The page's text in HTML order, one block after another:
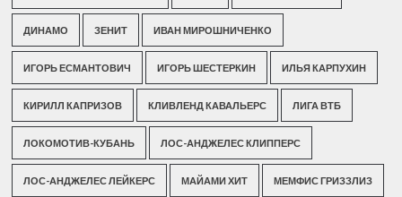
ДИНАМО ЗЕНИТ ИВАН МИРОШНИЧЕНКО
ИГОРЬ ЕСМАНТОВИЧ ИГОРЬ ШЕСТЕРКИН ИЛЬЯ КАРПУХИН
КИРИЛЛ КАПРИЗОВ КЛИВЛЕНД КАВАЛЬЕРС ЛИГА ВТБ
ЛОКОМОТИВ-КУБАНЬ ЛОС-АНДЖЕЛЕС КЛИППЕРС
ЛОС-АНДЖЕЛЕС ЛЕЙКЕРС МАЙАМИ ХИТ МЕМФИС ГРИЗЗЛИЗ